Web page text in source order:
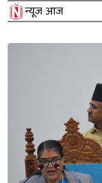
न्यूज आज